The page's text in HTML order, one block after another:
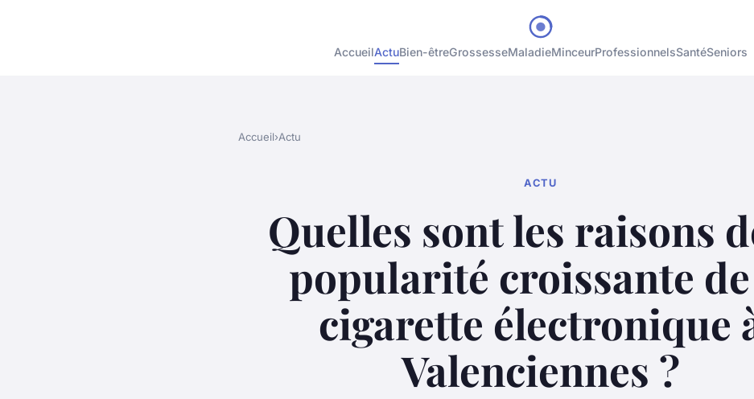
AccueilActuBien-êtreGrossesseMaladieMinceurProfessionnelsSantéSeniors
Accueil›Actu
ACTU
Quelles sont les raisons
popularité croissante
cigarette électronique
Valenciennes ?